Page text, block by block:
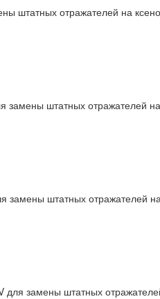
штатных отражателей на
замены штатных отражателей
замены штатных отражателей
для замены штатных